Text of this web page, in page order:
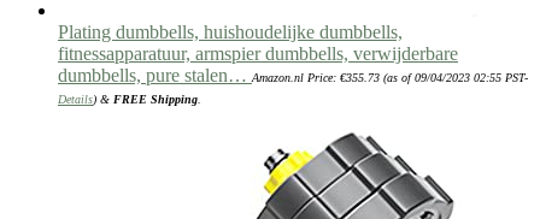
Plating dumbbells, huishoudelijke dumbbells,
fitnessapparatuur, armspier dumbbells, verwijderbare
dumbbells, pure stalen… Amazon.nl Price: €355.73 (as of 09/04/2023 02:55 PST-
Details) & FREE Shipping